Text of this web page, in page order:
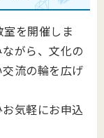
を開催しま
がら、文化の
流の輪を広げ
気軽にお申込